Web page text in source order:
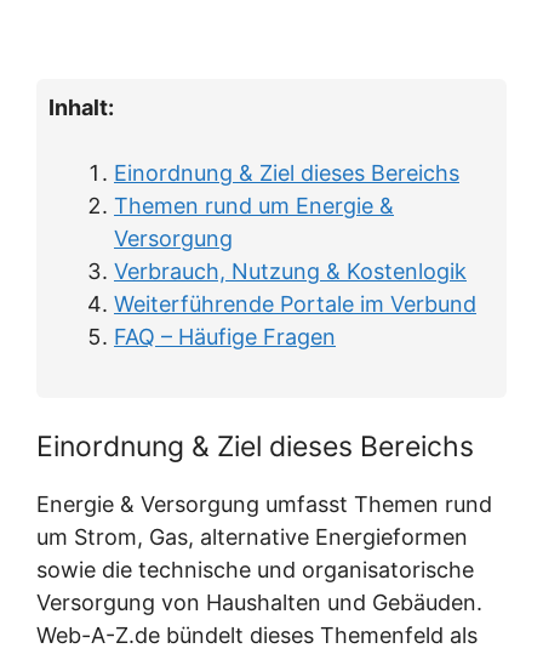
Inhalt:
Einordnung & Ziel dieses Bereichs
Themen rund um Energie &
Versorgung
Verbrauch, Nutzung & Kostenlogik
Weiterführende Portale im Verbund
FAQ – Häufige Fragen
Einordnung & Ziel dieses Bereichs
Energie & Versorgung umfasst Themen rund
um Strom, Gas, alternative Energieformen
sowie die technische und organisatorische
Versorgung von Haushalten und Gebäuden.
Web-A-Z.de bündelt dieses Themenfeld als